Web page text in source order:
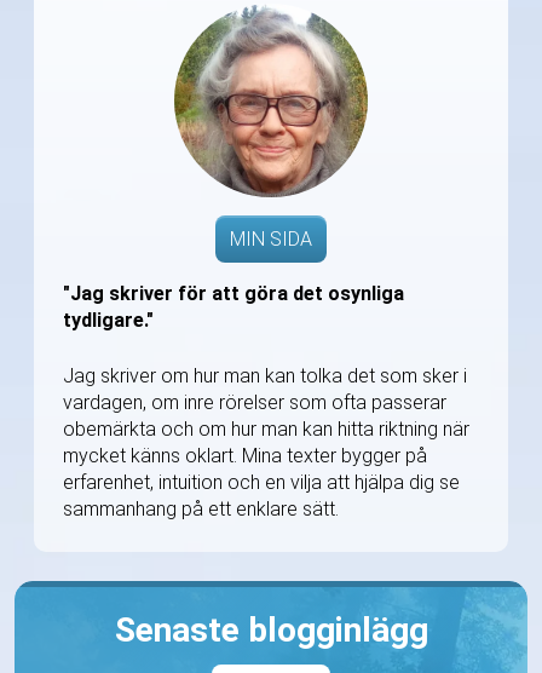
MIN SIDA
"Jag skriver för att göra det osynliga
tydligare."
Jag skriver om hur man kan tolka det som sker i
vardagen, om inre rörelser som ofta passerar
obemärkta och om hur man kan hitta riktning när
mycket känns oklart. Mina texter bygger på
erfarenhet, intuition och en vilja att hjälpa dig se
sammanhang på ett enklare sätt.
Senaste blogginlägg